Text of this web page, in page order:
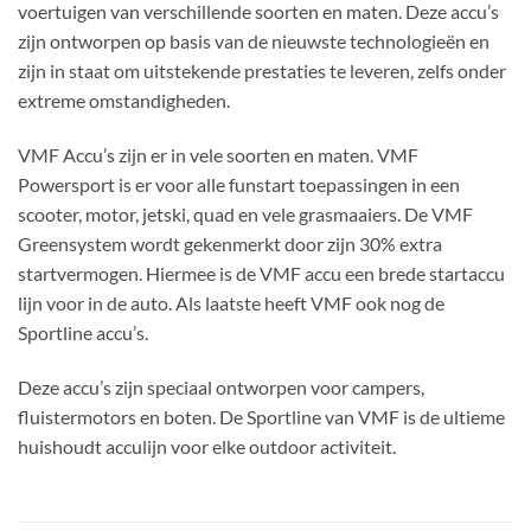
voertuigen van verschillende soorten en maten. Deze accu’s
zijn ontworpen op basis van de nieuwste technologieën en
zijn in staat om uitstekende prestaties te leveren, zelfs onder
extreme omstandigheden.
VMF Accu’s zijn er in vele soorten en maten. VMF
Powersport is er voor alle funstart toepassingen in een
scooter, motor, jetski, quad en vele grasmaaiers. De VMF
Greensystem wordt gekenmerkt door zijn 30% extra
startvermogen. Hiermee is de VMF accu een brede startaccu
lijn voor in de auto. Als laatste heeft VMF ook nog de
Sportline accu’s.
Deze accu’s zijn speciaal ontworpen voor campers,
fluistermotors en boten. De Sportline van VMF is de ultieme
huishoudt acculijn voor elke outdoor activiteit.